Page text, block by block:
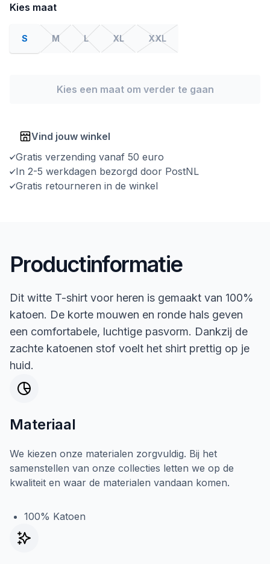
Kies maat
S M L XL XXL
Kies een maat om verder te gaan
Vind jouw winkel
Gratis verzending vanaf 50 euro
In 2-5 werkdagen bezorgd door PostNL
Gratis retourneren in de winkel
Productinformatie
Dit witte T-shirt voor heren is gemaakt van 100%
katoen. De korte mouwen en ronde hals geven
een comfortabele, luchtige pasvorm. Dankzij de
zachte katoenen stof voelt het shirt prettig op je
huid.
Materiaal
We kiezen onze materialen zorgvuldig. Bij het
samenstellen van onze collecties letten we op de
kwaliteit en waar de materialen vandaan komen.
100% Katoen